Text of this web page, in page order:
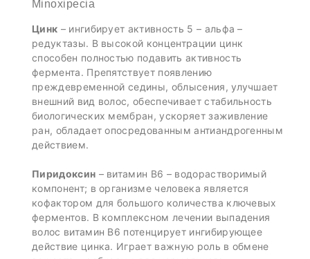
Minoxipecia
Цинк – ингибирует активность 5 – альфа –
редуктазы. В высокой концентрации цинк
способен полностью подавить активность
фермента. Препятствует появлению
преждевременной седины, облысения, улучшает
внешний вид волос, обеспечивает стабильность
биологических мембран, ускоряет заживление
ран, обладает опосредованным антиандрогенным
действием.
Пиридоксин – витамин В6 – водорастворимый
компонент; в организме человека является
кофактором для большого количества ключевых
ферментов. В комплексном лечении выпадения
волос витамин В6 потенцирует ингибирующее
действие цинка. Играет важную роль в обмене